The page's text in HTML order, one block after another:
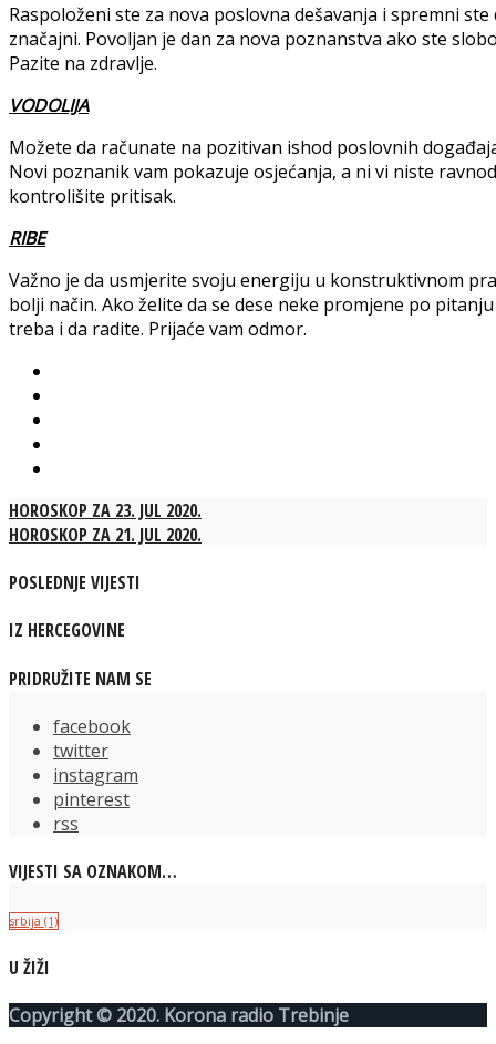
Raspoloženi ste za nova poslovna dešavanja i spremni
značajni. Povoljan je dan za nova poznanstva ako ste
Pazite na zdravlje.
VODOLIJA
Možete da računate na pozitivan ishod poslovnih
Novi poznanik vam pokazuje osjećanja, a ni vi niste
kontrolišite pritisak.
RIBE
Važno je da usmjerite svoju energiju u konstruktivnom
bolji način. Ako želite da se dese neke promjene po
treba i da radite. Prijaće vam odmor.
HOROSKOP ZA 23. JUL 2020.
HOROSKOP ZA 21. JUL 2020.
POSLEDNJE VIJESTI
IZ HERCEGOVINE
PRIDRUŽITE NAM SE
facebook
twitter
instagram
pinterest
rss
VIJESTI SA OZNAKOM…
srbija (1)
U ŽIŽI
Copyright © 2020. Korona radio Trebinje